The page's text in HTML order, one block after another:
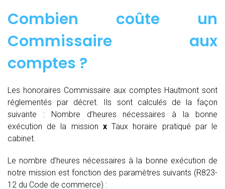
Combien coûte un
Commissaire aux
comptes ?
Les honoraires Commissaire aux comptes Hautmont sont
réglementés par décret. Ils sont calculés de la façon
suivante :
Nombre d’heures nécessaires à la bonne
exécution de la mission xTaux horaire pratiqué par le
cabinet.
Le nombre d’heures nécessaires à la bonne exécution de
notre mission est fonction des paramètres suivants (R823-
12 du Code de commerce) :